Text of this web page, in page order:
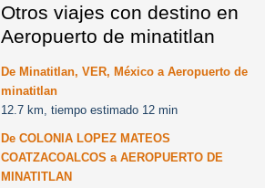
Otros viajes con destino en
Aeropuerto de minatitlan
De Minatitlan, VER, México a Aeropuerto de
minatitlan
12.7 km, tiempo estimado 12 min
De COLONIA LOPEZ MATEOS
COATZACOALCOS a AEROPUERTO DE
MINATITLAN